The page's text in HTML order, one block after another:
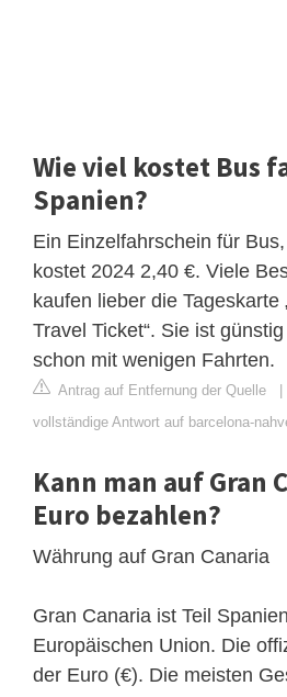
Wie viel kostet Bus
Spanien?
Ein Einzelfahrschein für
kostet 2024 2,40 €. Viele
kaufen lieber die Tageskarte
Travel Ticket“. Sie ist
schon mit wenigen Fahrten.
Antrag auf Entfernung der Quelle |
vollständige Antwort auf barcelona-
Kann man auf Gran
Euro bezahlen?
Währung auf Gran Canaria
Gran Canaria ist Teil
Europäischen Union. Die
der Euro (€). Die meisten